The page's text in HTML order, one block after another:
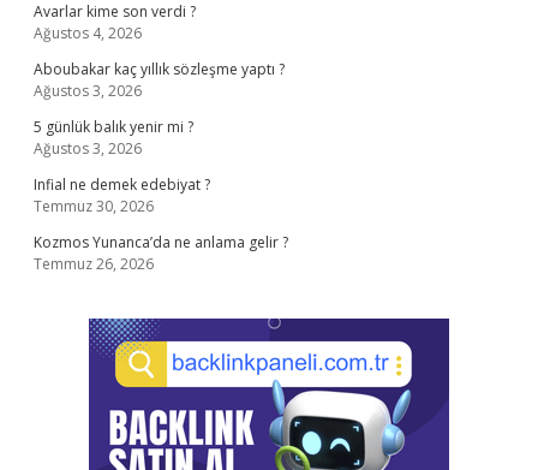
Avarlar kime son verdi ?
Ağustos 4, 2026
Aboubakar kaç yıllık sözleşme yaptı ?
Ağustos 3, 2026
5 günlük balık yenir mi ?
Ağustos 3, 2026
Infial ne demek edebiyat ?
Temmuz 30, 2026
Kozmos Yunanca’da ne anlama gelir ?
Temmuz 26, 2026